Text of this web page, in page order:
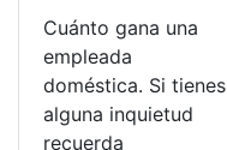
Cuánto gana una
empleada
doméstica. Si tienes
alguna inquietud
recuerda